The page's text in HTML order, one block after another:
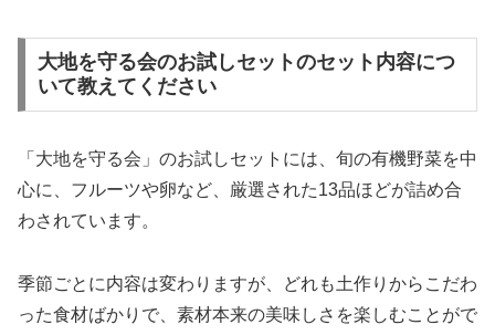
大地を守る会のお試しセットのセット内容につ
いて教えてください
「大地を守る会」のお試しセットには、旬の有機野菜を中
心に、フルーツや卵など、厳選された13品ほどが詰め合
わされています。
季節ごとに内容は変わりますが、どれも土作りからこだわ
った食材ばかりで、素材本来の美味しさを楽しむことがで